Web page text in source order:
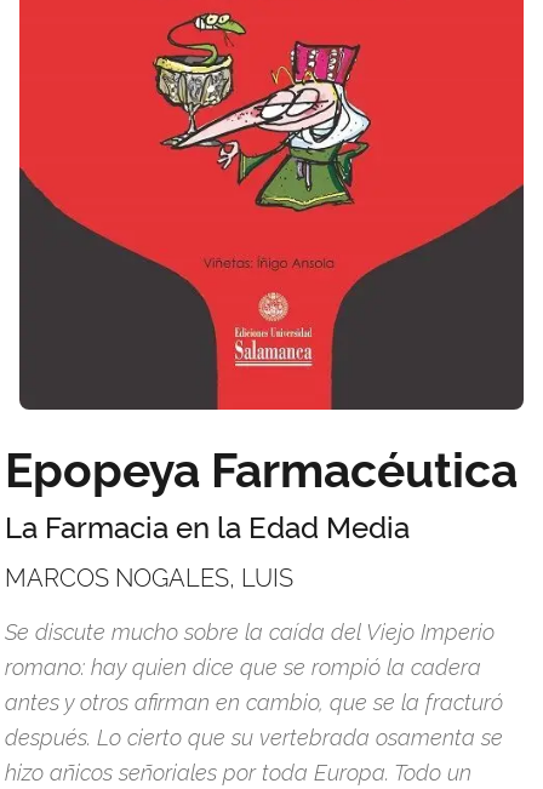
Epopeya Farmacéutica
La Farmacia en la Edad Media
MARCOS NOGALES, LUIS
Se discute mucho sobre la caída del Viejo Imperio
romano: hay quien dice que se rompió la cadera
antes y otros afirman en cambio, que se la fracturó
después. Lo cierto que su vertebrada osamenta se
hizo añicos señoriales por toda Europa. Todo un